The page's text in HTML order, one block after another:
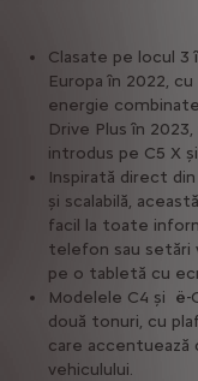
Clasate pe locul
Europa în 2022,
energie
Drive Plus în
introdus pe C5 X
Inspirată direct
și scalabilă,
facil la toate
telefon sau setări
pe o tabletă cu
Modelele C4 și ë-
două tonuri, cu
care accentuează
vehiculului.